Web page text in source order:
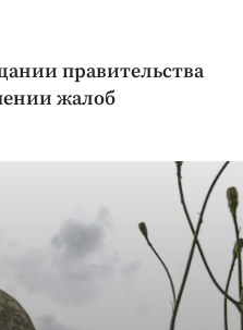
правительства
жалоб